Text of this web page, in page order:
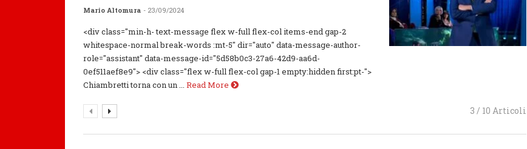
Mario Altomura - 23/09/2024
<div class="min-h- text-message flex w-full flex-col items-end gap-2
whitespace-normal break-words :mt-5" dir="auto" data-message-author-
role="assistant" data-message-id="5d58b0c3-27a6-42d9-aa6d-
0ef511aef8e9"> <div class="flex w-full flex-col gap-1 empty:hidden first:pt-">
Chiambretti torna con un ... Read More
3 / 10 Articoli